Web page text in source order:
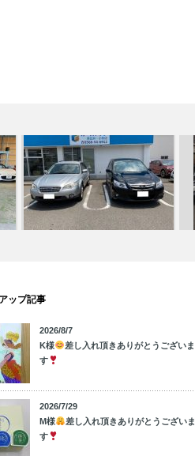
店
ップ記事
2026/8/7
K様
差し入れ頂きありがとうございま
す
2026/7/29
M様
差し入れ頂きありがとうございま
す